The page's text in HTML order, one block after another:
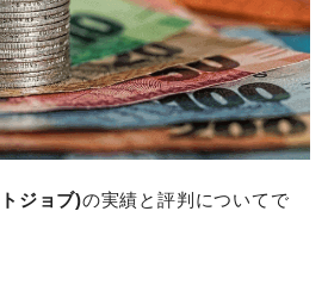
ジョブ)の実績と評判についてで